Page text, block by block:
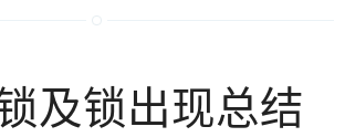
及锁出现总结